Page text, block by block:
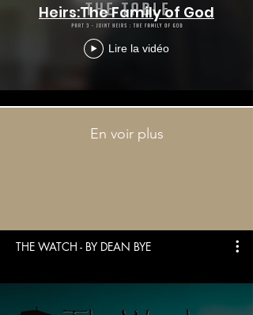
Heirs:The Family of God
Lire la vidéo
En voir plus
THE WATCH - BY DEAN BYE